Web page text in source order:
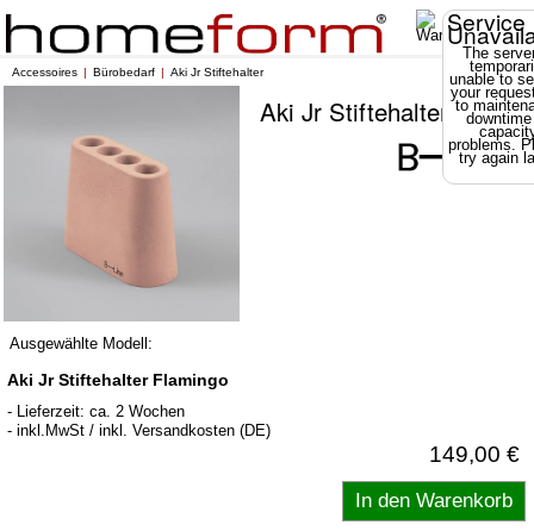
Service
The
unable to
your
to
problems.
try again
Accessoires Bürobedarf Aki Jr Stiftehalter
Aki Jr Stiftehalter
Ausgewählte Modell:
Aki Jr Stiftehalter Flamingo
- Lieferzeit: ca. 2 Wochen
- inkl.MwSt / inkl. Versandkosten (DE)
149,00 €